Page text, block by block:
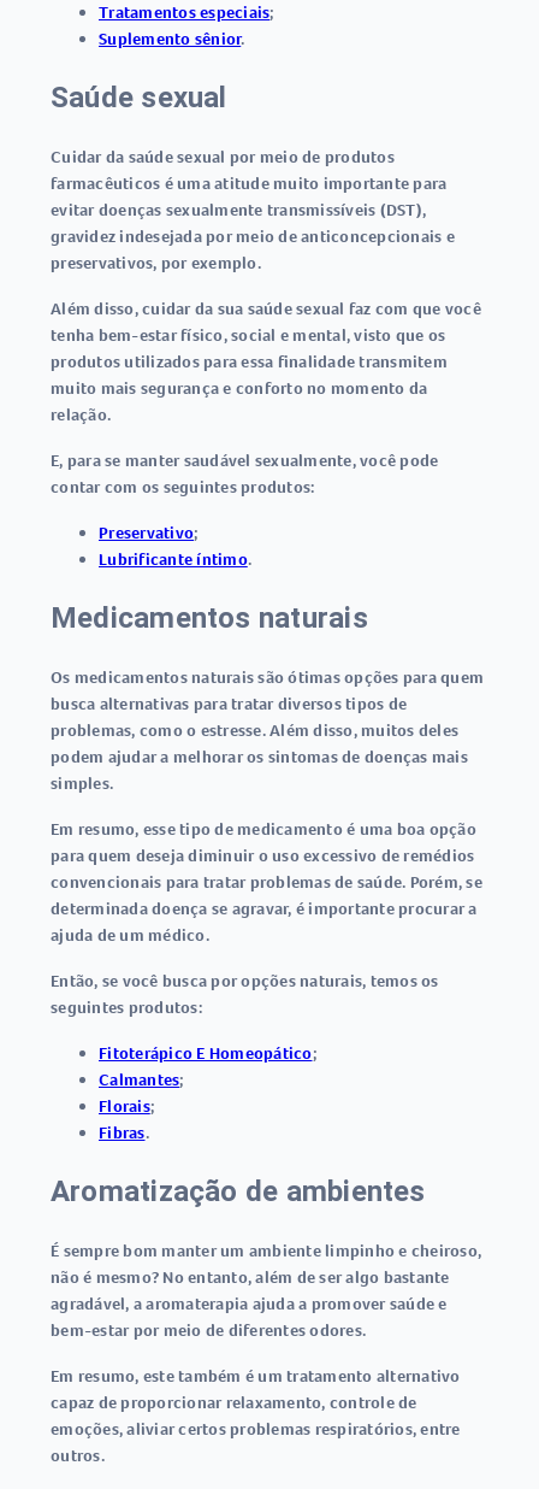
Tratamentos especiais;
Suplemento sênior.
Saúde sexual
Cuidar da saúde sexual por meio de produtos
farmacêuticos é uma atitude muito importante para
evitar doenças sexualmente transmissíveis (DST),
gravidez indesejada por meio de anticoncepcionais e
preservativos, por exemplo.
Além disso, cuidar da sua saúde sexual faz com que você
tenha bem-estar físico, social e mental, visto que os
produtos utilizados para essa finalidade transmitem
muito mais segurança e conforto no momento da
relação.
E, para se manter saudável sexualmente, você pode
contar com os seguintes produtos:
Preservativo;
Lubrificante íntimo.
Medicamentos naturais
Os medicamentos naturais são ótimas opções para quem
busca alternativas para tratar diversos tipos de
problemas, como o estresse. Além disso, muitos deles
podem ajudar a melhorar os sintomas de doenças mais
simples.
Em resumo, esse tipo de medicamento é uma boa opção
para quem deseja diminuir o uso excessivo de remédios
convencionais para tratar problemas de saúde. Porém, se
determinada doença se agravar, é importante procurar a
ajuda de um médico.
Então, se você busca por opções naturais, temos os
seguintes produtos:
Fitoterápico E Homeopático;
Calmantes;
Florais;
Fibras.
Aromatização de ambientes
É sempre bom manter um ambiente limpinho e cheiroso,
não é mesmo? No entanto, além de ser algo bastante
agradável, aaromaterapia ajuda a promover saúde e
bem-estarpor meio de diferentes odores.
Em resumo, este também é um tratamento alternativo
capaz de proporcionar relaxamento, controle de
emoções, aliviar certos problemas respiratórios, entre
outros.